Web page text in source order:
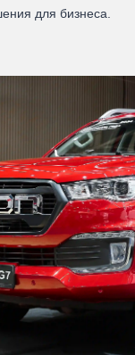
для бизнеса.